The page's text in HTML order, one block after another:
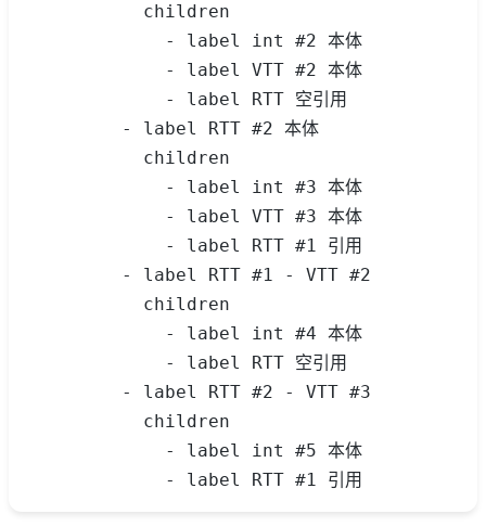
          children
            - label int #2 本体
            - label VTT #2 本体
            - label RTT 空引用
        - label RTT #2 本体
          children
            - label int #3 本体
            - label VTT #3 本体
            - label RTT #1 引用
        - label RTT #1 - VTT #2
          children
            - label int #4 本体
            - label RTT 空引用
        - label RTT #2 - VTT #3
          children
            - label int #5 本体
            - label RTT #1 引用